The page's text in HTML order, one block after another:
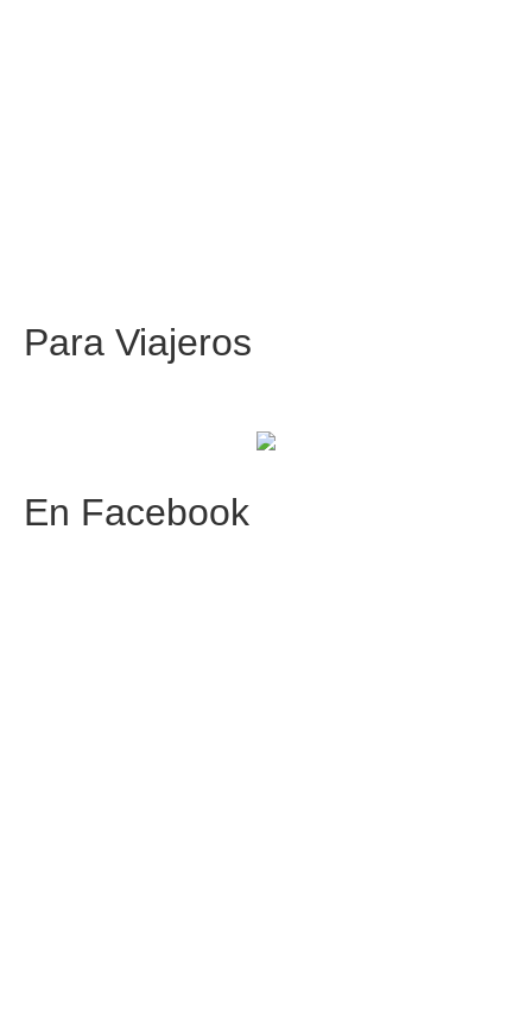
Para Viajeros
Centros comerciales
En Facebook